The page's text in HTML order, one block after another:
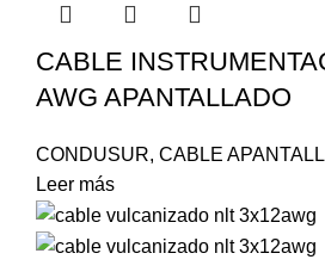
CABLE
AWG APANTALLADO
CONDUSUR, CABLE
Leer más